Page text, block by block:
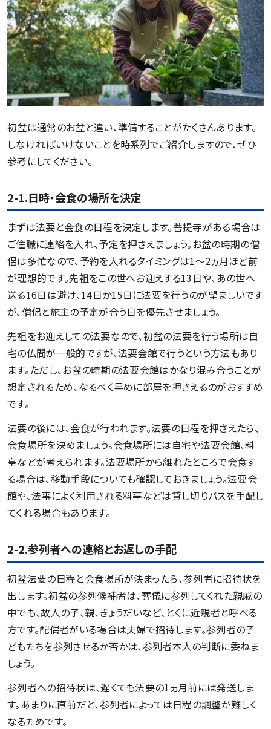
初盆は通常のお盆と違い、準備することがたくさんあります。
しなければいけないことを時系列でご紹介しますので、ぜひ
参考にしてください。
2-1.日時・会食の場所を決定
まずは法要と会食の日程を決定します。菩提寺がある場合は
ご住職に連絡を入れ、予定を押さえましょう。お盆の時期の僧
侶は多忙なので、予約を入れるタイミングは1～2ヵ月ほど前
が理想的です。先祖をこの世へお迎えする13日や、あの世へ
送る16日は避け、14日か15日に法要を行うのが望ましいです
が、僧侶と施主の予定が合う日を優先させましょう。
先祖をお迎えしての法要なので、初盆の法要を行う場所は自
宅の仏間が一般的ですが、法要会館で行うという方法もあり
ます。ただし、お盆の時期の法要会館はかなり混み合うことが
想定されるため、なるべく早めに部屋を押さえるのがおすすめ
です。
法要の後には、会食が行われます。法要の日程を押さえたら、
会食場所を決めましょう。会食場所には自宅や法要会館、料
亭などが考えられます。法要場所から離れたところで会食す
る場合は、移動手段についても確認しておきましょう。法要会
館や、法事によく利用される料亭などは貸し切りバスを手配し
てくれる場合もあります。
2-2.参列者への連絡とお返しの手配
初盆法要の日程と会食場所が決まったら、参列者に招待状を
出します。初盆の参列候補者は、葬儀に参列してくれた親戚の
中でも、故人の子、親、きょうだいなど、とくに近親者と呼べる
方です。配偶者がいる場合は夫婦で招待します。参列者の子
どもたちを参列させるか否かは、参列者本人の判断に委ねま
しょう。
参列者への招待状は、遅くても法要の1ヵ月前には発送しま
す。あまりに直前だと、参列者によっては日程の調整が難しく
なるためです。